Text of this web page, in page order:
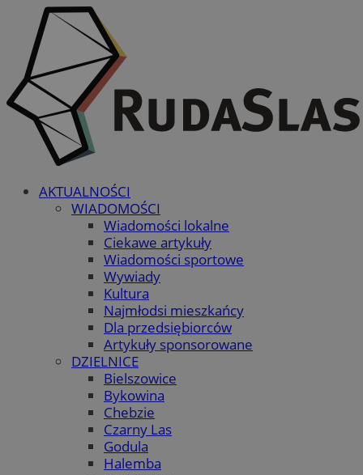
AKTUALNOŚCI
WIADOMOŚCI
Wiadomości lokalne
Ciekawe artykuły
Wiadomości sportowe
Wywiady
Kultura
Najmłodsi mieszkańcy
Dla przedsiębiorców
Artykuły sponsorowane
DZIELNICE
Bielszowice
Bykowina
Chebzie
Czarny Las
Godula
Halemba